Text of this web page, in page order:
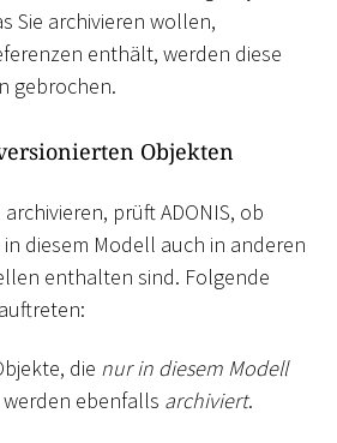
Sie archivieren wollen,
enthält, werden diese
gebrochen.
Objekten
prüft ADONIS, ob
diesem Modell auch in anderen
enthalten sind. Folgende
die nur in diesem Modell
ebenfalls archiviert.